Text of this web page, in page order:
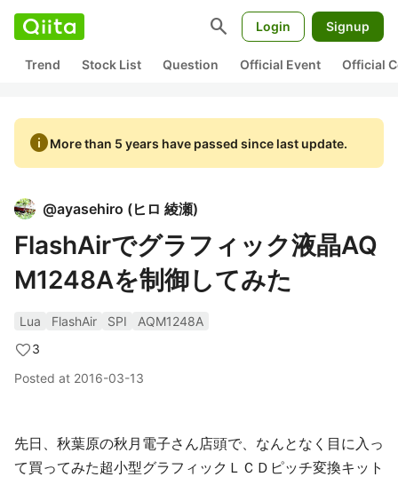
search Login Signup
Trend Stock List Question Official Event Official
infoMore than 5 years have passed since last update.
@ayasehiro (ヒロ 綾瀬)
FlashAirでグラフィック液晶AQ
M1248Aを制御してみた
Lua FlashAir SPI
AQM1248A
3
Posted at 2016-03-13
先日、秋葉原の秋月電子さん店頭で、なんとなく目に入っ
て買ってみた超小型グラフィックＬＣＤピッチ変換キット